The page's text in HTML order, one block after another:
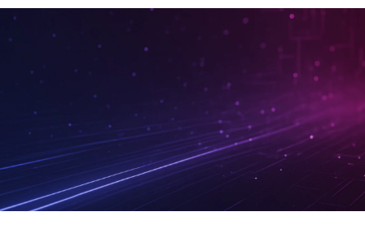
PRODUKTE
NEWS UND INSIGHTS
REFERENZEN
KARRIERE